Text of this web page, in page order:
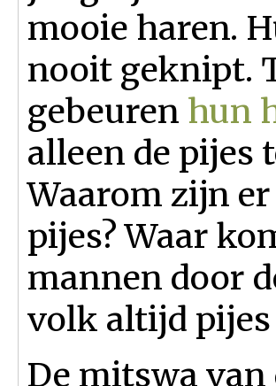
mooie haren.
nooit geknipt.
gebeuren hun
alleen de pijes
Waarom zijn
pijes? Waar
mannen door
volk altijd pijes
De mitswa